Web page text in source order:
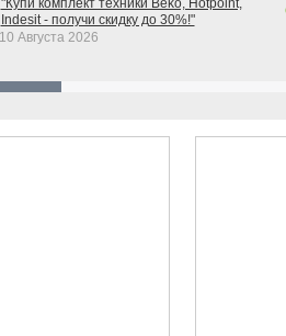
Indesit - получи скидку до 30%!"
Августа 2026